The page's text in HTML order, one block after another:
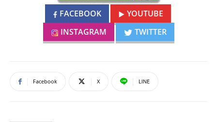
FACEBOOK
YOUTUBE
INSTAGRAM
TWITTER
Facebook X LINE